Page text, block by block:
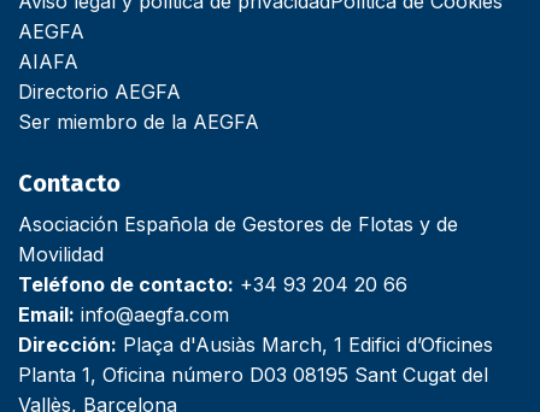
AEGFA
AIAFA
Directorio AEGFA
Ser miembro de la AEGFA
Contacto
Asociación Española de Gestores de Flotas y de
Movilidad
Teléfono de contacto: +34 93 204 20 66
Email: info@aegfa.com
Dirección: Plaça d'Ausiàs March, 1 Edifici d’Oficines
Planta 1, Oficina número D03 08195 Sant Cugat del
Vallès, Barcelona